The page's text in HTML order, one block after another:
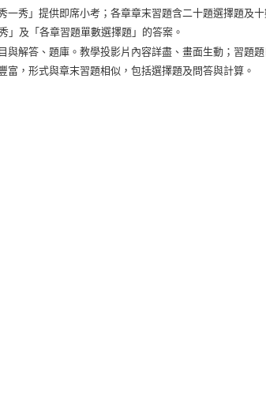
秀」提供即席小考；各章章末習題含二十題選擇題及
」及「各章習題單數選擇題」的答案。
解答、題庫。教學投影片內容詳盡、畫面生動；習題
，形式與章末習題相似，包括選擇題及問答與計算。